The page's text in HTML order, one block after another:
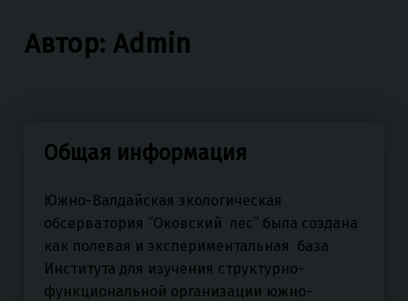
Автор: Admin
Общая информация
Южно-Валдайская экологическая
обсерватория “Оковский лес” была создана
как полевая и экспериментальная база
Института для изучения структурно-
функциональной организации южно-